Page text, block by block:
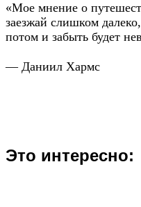
«Мое мнение о
заезжай слишком
потом и забыть будет
— Даниил Хармс
Это интересно: